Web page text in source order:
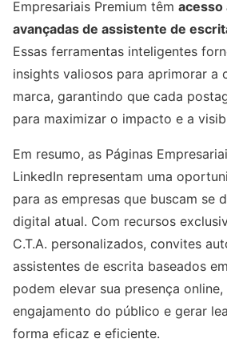
Empresariais Premium têm acesso
avançadas de assistente de
Essas ferramentas inteligentes
insights valiosos para aprimorar a
marca, garantindo que cada
para maximizar o impacto e a
Em resumo, as Páginas
LinkedIn representam uma
para as empresas que buscam se
digital atual. Com recursos
C.T.A. personalizados, convites
assistentes de escrita baseados
podem elevar sua presença
engajamento do público e gerar
forma eficaz e eficiente.